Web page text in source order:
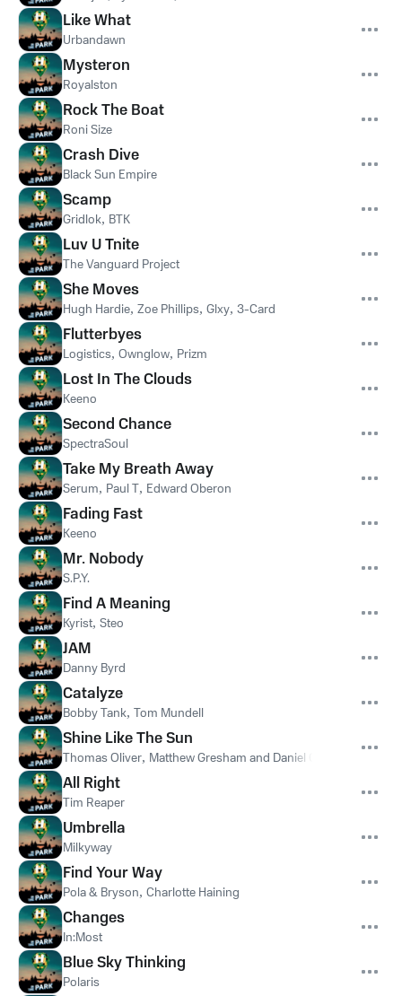
Like What
Urbandawn
Mysteron
Royalston
Rock The Boat
Roni Size
Crash Dive
Black Sun Empire
Scamp
Gridlok, BTK
Luv U Tnite
The Vanguard Project
She Moves
Hugh Hardie, Zoe Phillips, Glxy, 3-Card
Flutterbyes
Logistics, Ownglow, Prizm
Lost In The Clouds
Keeno
Second Chance
SpectraSoul
Take My Breath Away
Serum, Paul T, Edward Oberon
Fading Fast
Keeno
Mr. Nobody
S.P.Y.
Find A Meaning
Kyrist, Steo
JAM
Danny Byrd
Catalyze
Bobby Tank, Tom Mundell
Shine Like The Sun
Thomas Oliver, Matthew Gresham and Daniel Gresham
All Right
Tim Reaper
Umbrella
Milkyway
Find Your Way
Pola & Bryson, Charlotte Haining
Changes
In:Most
Blue Sky Thinking
Polaris